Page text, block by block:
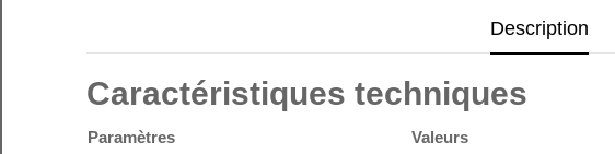
Description
Caractéristiques techniques
Paramètres Valeurs